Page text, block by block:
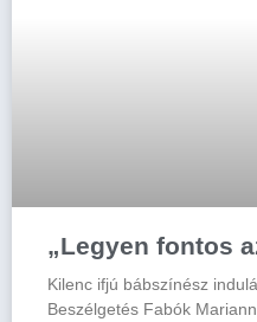
„Legyen fontos
Kilenc ifjú bábszínész
Beszélgetés Fabók